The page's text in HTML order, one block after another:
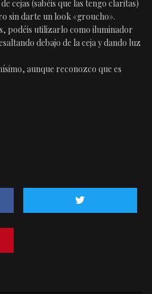
cejas (sabéis que las tengo claritas)
sin darte un look «groucho».
podéis utilizarlo como iluminador
debajo de la ceja y dando luz
aunque reconozco que es